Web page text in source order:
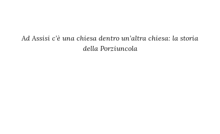
Ad Assisi c’è una chiesa dentro un’altra chiesa: la storia
della Porziuncola